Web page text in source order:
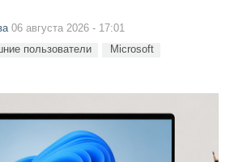
06 августа 2026 - 17:01
пользователи Microsoft